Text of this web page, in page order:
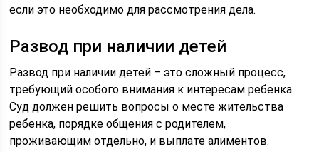
если это необходимо для рассмотрения дела.
Развод при наличии детей
Развод при наличии детей – это сложный процесс,
требующий особого внимания к интересам ребенка.
Суд должен решить вопросы о месте жительства
ребенка, порядке общения с родителем,
проживающим отдельно, и выплате алиментов.